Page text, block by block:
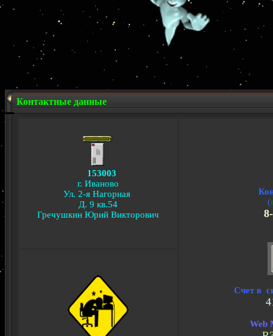
Контактные данные
153003
г. Иваново
Ул. 2-я Нагорная
Д. 9 кв.54
Гречушкин Юрий Викторович
(
Счет в
Web